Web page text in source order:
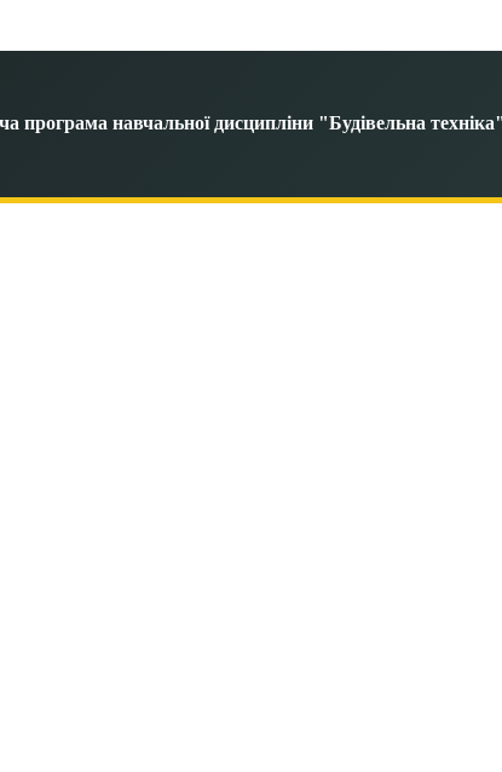
програма навчальної дисципліни "Будівельна